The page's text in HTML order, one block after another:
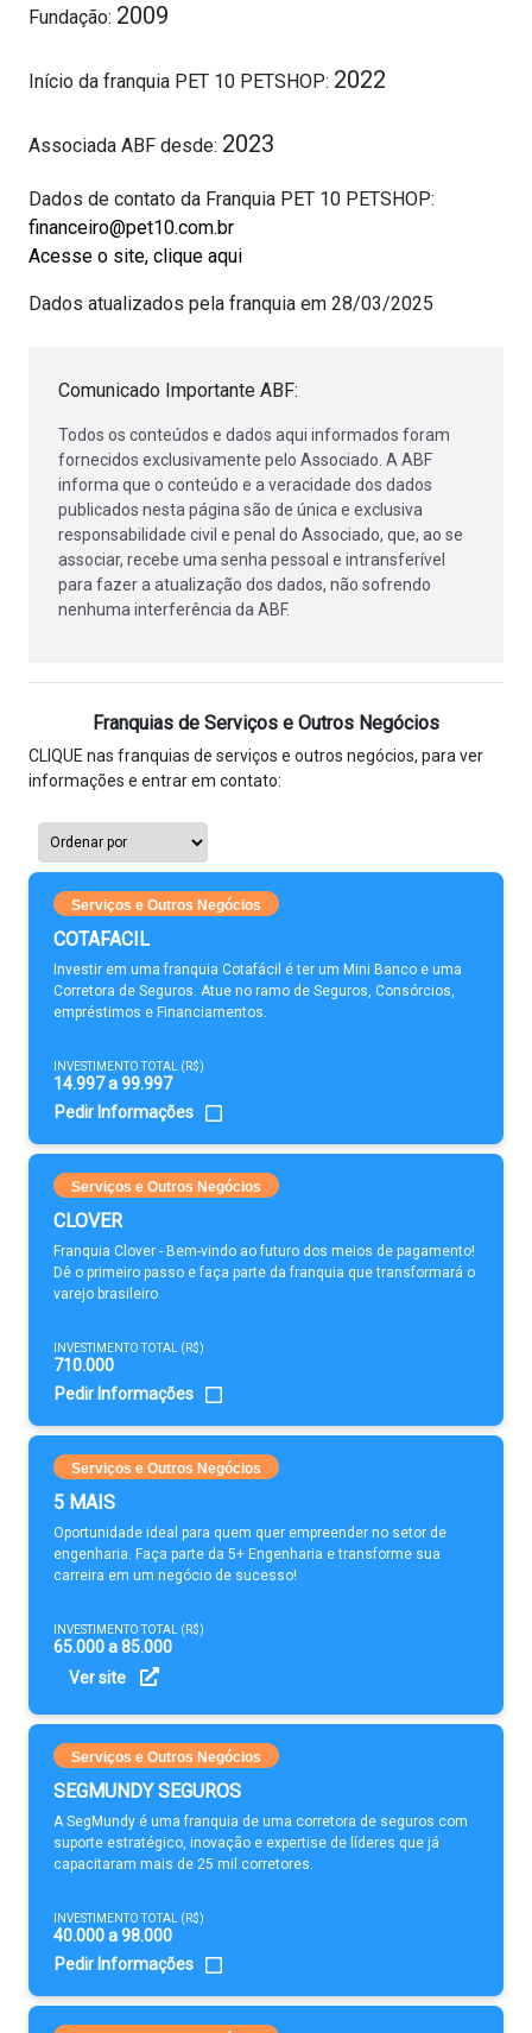
Fundação: 2009
Início da franquia PET 10 PETSHOP: 2022
Associada ABF desde: 2023
Dados de contato da Franquia PET 10 PETSHOP:
financeiro@pet10.com.br
Acesse o site, clique aqui
Dados atualizados pela franquia em 28/03/2025
Comunicado Importante ABF:
Todos os conteúdos e dados aqui informados foram
fornecidos exclusivamente pelo Associado. A ABF
informa que o conteúdo e a veracidade dos dados
publicados nesta página são de única e exclusiva
responsabilidade civil e penal do Associado, que, ao se
associar, recebe uma senha pessoal e intransferível
para fazer a atualização dos dados, não sofrendo
nenhuma interferência da ABF.
Franquias de Serviços e Outros Negócios
CLIQUE nas franquias de serviços e outros negócios, para ver
informações e entrar em contato:
Serviços e Outros Negócios
COTAFACIL
Investir em uma franquia Cotafácil é ter um Mini Banco e uma
Corretora de Seguros. Atue no ramo de Seguros, Consórcios,
empréstimos e Financiamentos.
INVESTIMENTO TOTAL (R$)
14.997 a 99.997
Pedir Informações
Serviços e Outros Negócios
CLOVER
Franquia Clover - Bem-vindo ao futuro dos meios de pagamento!
Dê o primeiro passo e faça parte da franquia que transformará o
varejo brasileiro
INVESTIMENTO TOTAL (R$)
710.000
Pedir Informações
Serviços e Outros Negócios
5 MAIS
Oportunidade ideal para quem quer empreender no setor de
engenharia. Faça parte da 5+ Engenharia e transforme sua
carreira em um negócio de sucesso!
INVESTIMENTO TOTAL (R$)
65.000 a 85.000
Ver site
Serviços e Outros Negócios
SEGMUNDY SEGUROS
A SegMundy é uma franquia de uma corretora de seguros com
suporte estratégico, inovação e expertise de líderes que já
capacitaram mais de 25 mil corretores.
INVESTIMENTO TOTAL (R$)
40.000 a 98.000
Pedir Informações